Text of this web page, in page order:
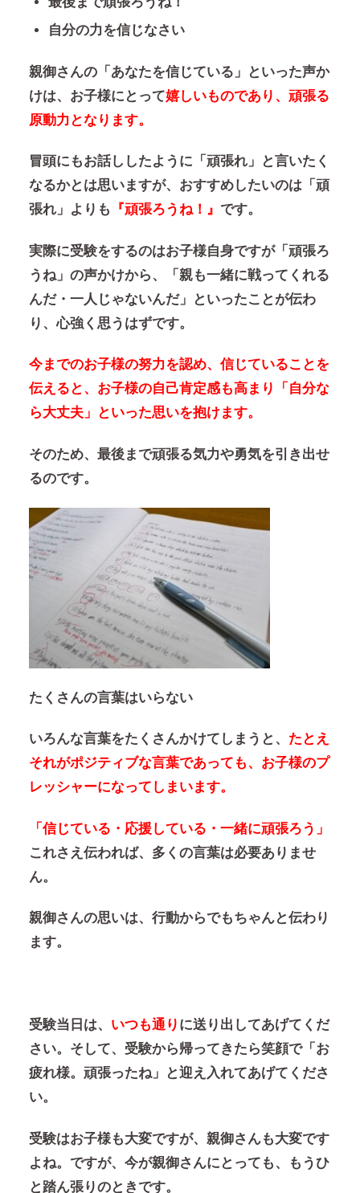
自分の力を信じなさい
親御さんの「あなたを信じている」といった声か
けは、お子様にとって嬉しいものであり、頑張る
原動力となります。
冒頭にもお話ししたように「頑張れ」と言いたく
なるかとは思いますが、おすすめしたいのは「頑
張れ」よりも 『頑張ろうね！』 です。
実際に受験をするのはお子様自身ですが「頑張ろ
うね」の声かけから、「親も一緒に戦ってくれる
んだ・一人じゃないんだ」といったことが伝わ
り、心強く思うはずです。
今までのお子様の努力を認め、信じていることを
伝えると、お子様の自己肯定感も高まり「自分な
ら大丈夫」といった思いを抱けます。
そのため、最後まで頑張る気力や勇気を引き出せ
るのです。
たくさんの言葉はいらない
いろんな言葉をたくさんかけてしまうと、 たとえ
それがポジティブな言葉であっても、お子様のプ
レッシャーになってしまいます。
「信じている・応援している・一緒に頑張ろう」
これさえ伝われば、多くの言葉は必要ありませ
ん。
親御さんの思いは、行動からでもちゃんと伝わり
ます。
受験当日は、 いつも通り に送り出してあげてくだ
さい。そして、受験から帰ってきたら笑顔で「お
疲れ様。頑張ったね」と迎え入れてあげてくださ
い。
受験はお子様も大変ですが、親御さんも大変です
よね。ですが、今が親御さんにとっても、もうひ
と踏ん張りのときです。